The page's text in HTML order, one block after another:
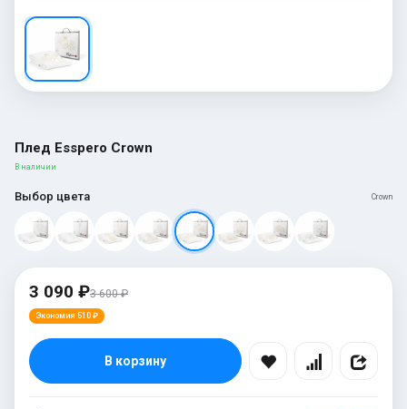
Плед Esspero Crown
В наличии
Выбор цвета Crown
3 090 ₽3 600 ₽
Экономия 510 ₽
В корзину